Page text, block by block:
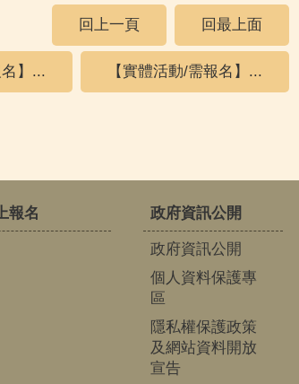
回上一頁
回最上面
名】... 【實體活動/需報名】...
報名 政府資訊公開
政府資訊公開
個人資料保護專
區
隱私權保護政策
及網站資料開放
宣告